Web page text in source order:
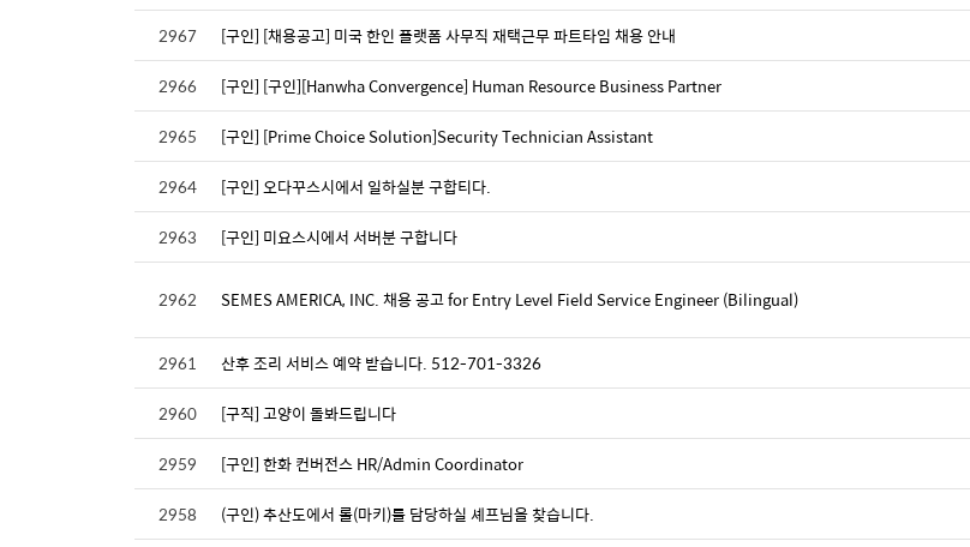
2967 [구인] [채용공고] 미국 한인 플랫폼 사무직 재택근무 파트타임 채용 안내
2966
[구인] [구인][Hanwha Convergence] Human Resource Business Partner
2965
[구인] [Prime Choice Solution]Security Technician Assistant
2964
[구인] 오다꾸스시에서 일하실분 구합티다.
2963
[구인] 미요스시에서 서버분 구합니다
2962 SEMES AMERICA, INC. 채용 공고 for Entry Level Field Service Engineer (Bilingual)
2961 산후 조리 서비스 예약 받습니다. 512-701-3326
2960
[구직] 고양이 돌봐드립니다
2959
[구인] 한화 컨버전스 HR/Admin Coordinator
2958
(구인) 추산도에서 롤(마키)를 담당하실 셰프님을 찾습니다.